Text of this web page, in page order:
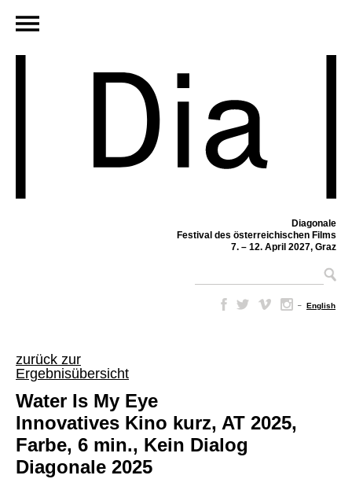
Diagonale
Festival des österreichischen Films
7. – 12. April 2027, Graz
– English
zurück zur
Ergebnisübersicht
Water Is My Eye
Innovatives Kino kurz, AT 2025,
Farbe, 6 min., Kein Dialog
Diagonale 2025